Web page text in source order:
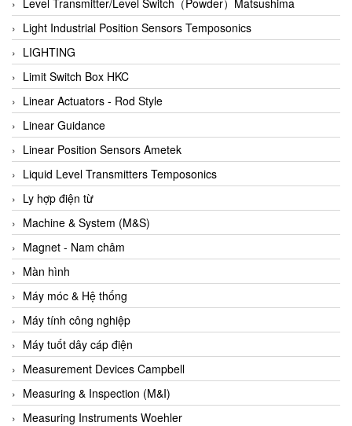
Autec
Auto Flow
Automatic valve
Aventics
Avproglobal
Axiomtek
AZBIL
B&C Electronics
B&R
Babcok wilcox
Baelz Automatic Vietnam
Bahr Modultechnik Vietnam
Balluff
BamBo Vietnam
Barel Vietnam
Barksdale
Bartec
Light Industrial Position Sensors Temposonics
LIGHTING
Limit Switch Box HKC
Linear Actuators - Rod Style
Linear Guidance
Linear Position Sensors Ametek
Liquid Level Transmitters Temposonics
Ly hợp điện từ
Machine & System (M&S)
Magnet - Nam châm
Màn hình
Máy móc & Hệ thống
Máy tính công nghiệp
Máy tuốt dây cáp điện
Measurement Devices Campbell
Measuring & Inspection (M&I)
Measuring Instruments Woehler